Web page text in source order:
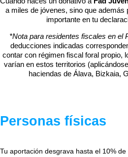
a miles de jóvenes, sino que además
importante en tu
*Nota para residentes fiscales en el
deducciones indicadas
contar con régimen fiscal foral propio,
varían en estos territorios
haciendas de Álava, Bizkaia,
Personas físicas
Tu aportación desgrava hasta el 10%